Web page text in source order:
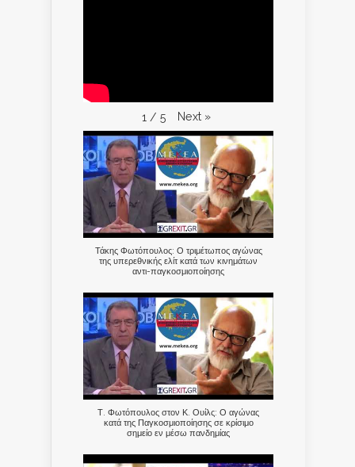
1 / 5 Next »
Τάκης Φωτόπουλος: Ο τριμέτωπος αγώνας
της υπερεθνικής ελίτ κατά των κινημάτων
αντι-παγκοσμιοποίησης
Τ. Φωτόπουλος στον Κ. Ουίλς: Ο αγώνας
κατά της Παγκοσμιοποίησης σε κρίσιμο
σημείο εν μέσω πανδημίας